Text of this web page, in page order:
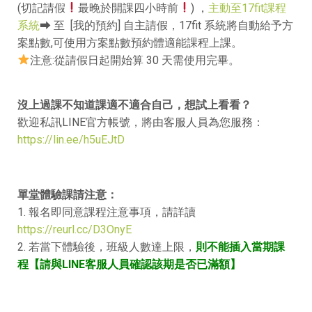
(切記請假
最晚於開課四小時前 ) ， 主動至17fit課程
系統⮕ 至 [我的預約] 自主請假，17fit 系統將自動給予方
案點數,可使用方案點數預約體適能課程上課。
注意:從請假日起開始算 30 天需使用完畢。
沒上過課不知道課適不適合自己，想試上看看？
歡迎私訊LINE官方帳號，將由客服人員為您服務：
https://lin.ee/h5uEJtD
單堂體驗課請注意：
1. 報名即同意課程注意事項，請詳讀
https://reurl.cc/D3OnyE
2. 若當下體驗後，班級人數達上限， 則不能插入當期課
程【請與LINE客服人員確認該期是否已滿額】